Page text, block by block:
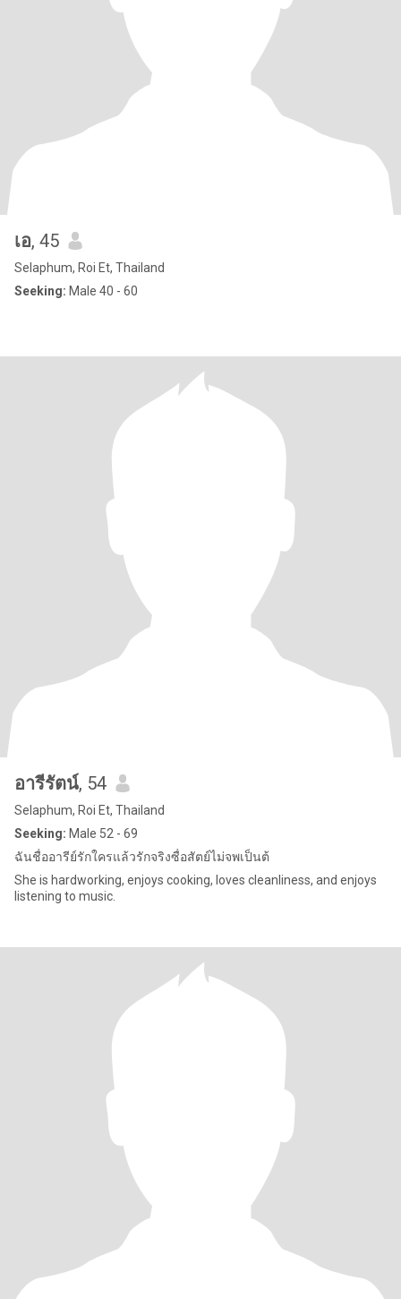
เอ, 45
Selaphum, Roi Et, Thailand
Seeking: Male 40 - 60
อารีรัตน์, 54
Selaphum, Roi Et, Thailand
Seeking: Male 52 - 69
ฉันชื่ออารีย์รักใครแล้วรักจริงซื่อสัตย์ไม่จพเป็นต้
She is hardworking, enjoys cooking, loves cleanliness, and enjoys
listening to music.